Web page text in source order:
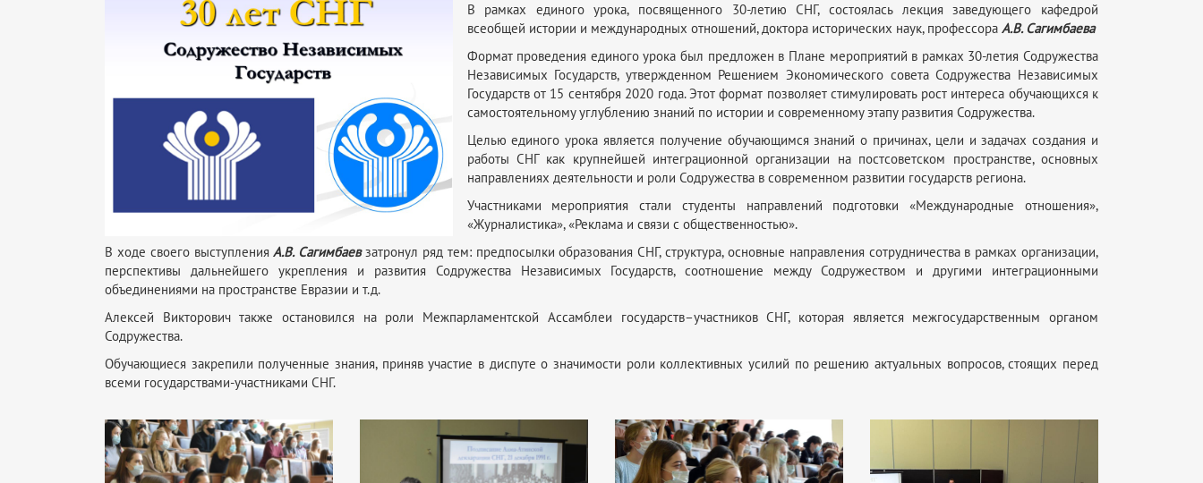
В рамках единого урока, посвященного 30-летию СНГ, состоялась лекция заведующего кафедрой
всеобщей истории и международных отношений, доктора исторических наук, профессора А.В. Сагимбаева
Формат проведения единого урока был предложен в Плане мероприятий в рамках 30-летия Содружества
Независимых Государств, утвержденном Решением Экономического совета Содружества Независимых
Государств от 15 сентября 2020 года. Этот формат позволяет стимулировать рост интереса обучающихся к
самостоятельному углублению знаний по истории и современному этапу развития Содружества.
Целью единого урока является получение обучающимся знаний о причинах, цели и задачах создания и
работы СНГ как крупнейшей интеграционной организации на постсоветском пространстве, основных
направлениях деятельности и роли Содружества в современном развитии государств региона.
Участниками мероприятия стали студенты направлений подготовки «Международные отношения»,
«Журналистика», «Реклама и связи с общественностью».
В ходе своего выступленияА.В. Сагимбаевзатронул ряд тем: предпосылки образования СНГ, структура, основные направления сотрудничества в рамках организации,
перспективы дальнейшего укрепления и развития Содружества Независимых Государств, соотношение между Содружеством и другими интеграционными
объединениями на пространстве Евразии и т.д.
Алексей Викторович также остановился на роли Межпарламентской Ассамблеи государств–участников СНГ, которая является межгосударственным органом
Содружества.
Обучающиеся закрепили полученные знания, приняв участие в диспуте о значимости роли коллективных усилий по решению актуальных вопросов, стоящих перед
всеми государствами-участниками СНГ.